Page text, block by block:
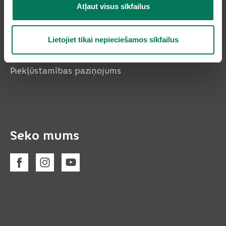
Atļaut visus sīkfailus
Lietojiet tikai nepieciešamos sīkfailus
Piekļūstamības paziņojums
Seko mums